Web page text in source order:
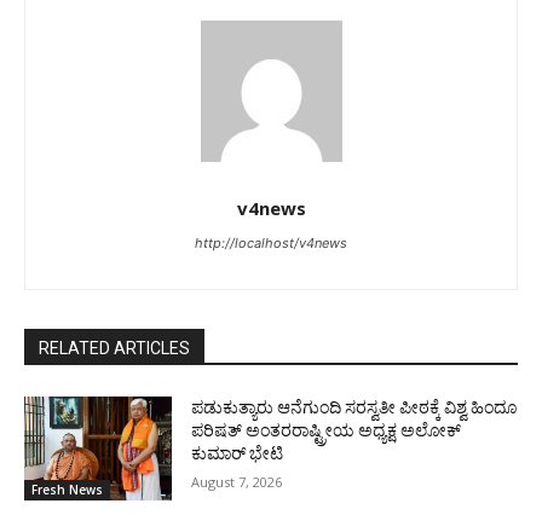
v4news
http://localhost/v4news
RELATED ARTICLES
Fresh News
ಪಡುಕುತ್ಯಾರು ಆನೆಗುಂದಿ ಸರಸ್ವತೀ ಪೀಠಕ್ಕೆ ವಿಶ್ವ ಹಿಂದೂ
ಪರಿಷತ್ ಅಂತರರಾಷ್ಟ್ರೀಯ ಅಧ್ಯಕ್ಷ ಅಲೋಕ್
ಕುಮಾರ್ ಭೇಟಿ
August 7, 2026